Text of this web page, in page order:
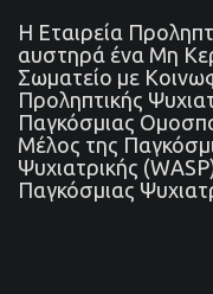
Η Εταιρεία
αυστηρά ένα Μη
Σωματείο με
Προληπτικής
Παγκόσμιας
Μέλος της
Ψυχιατρικής
Παγκόσμιας